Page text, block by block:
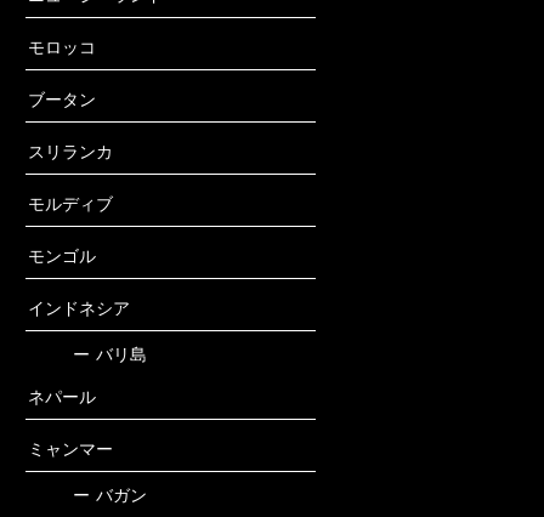
モロッコ
ブータン
スリランカ
モルディブ
モンゴル
インドネシア
ー バリ島
ネパール
ミャンマー
ー バガン